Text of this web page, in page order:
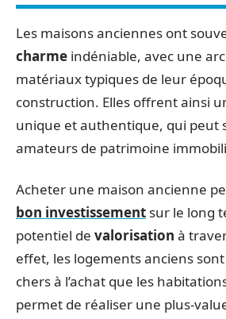
Les maisons anciennes ont
charme indéniable, avec une
matériaux typiques de leur
construction. Elles offrent ainsi
unique et authentique, qui peut
amateurs de patrimoine
Acheter une maison ancienne
bon investissement sur le long
potentiel de valorisation à
effet, les logements anciens
chers à l’achat que les
permet de réaliser une plus-